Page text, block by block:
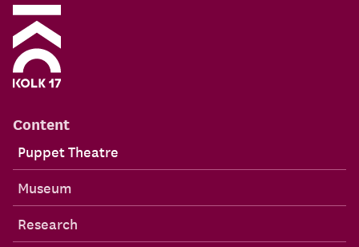
Content
Puppet Theatre
Museum
Research